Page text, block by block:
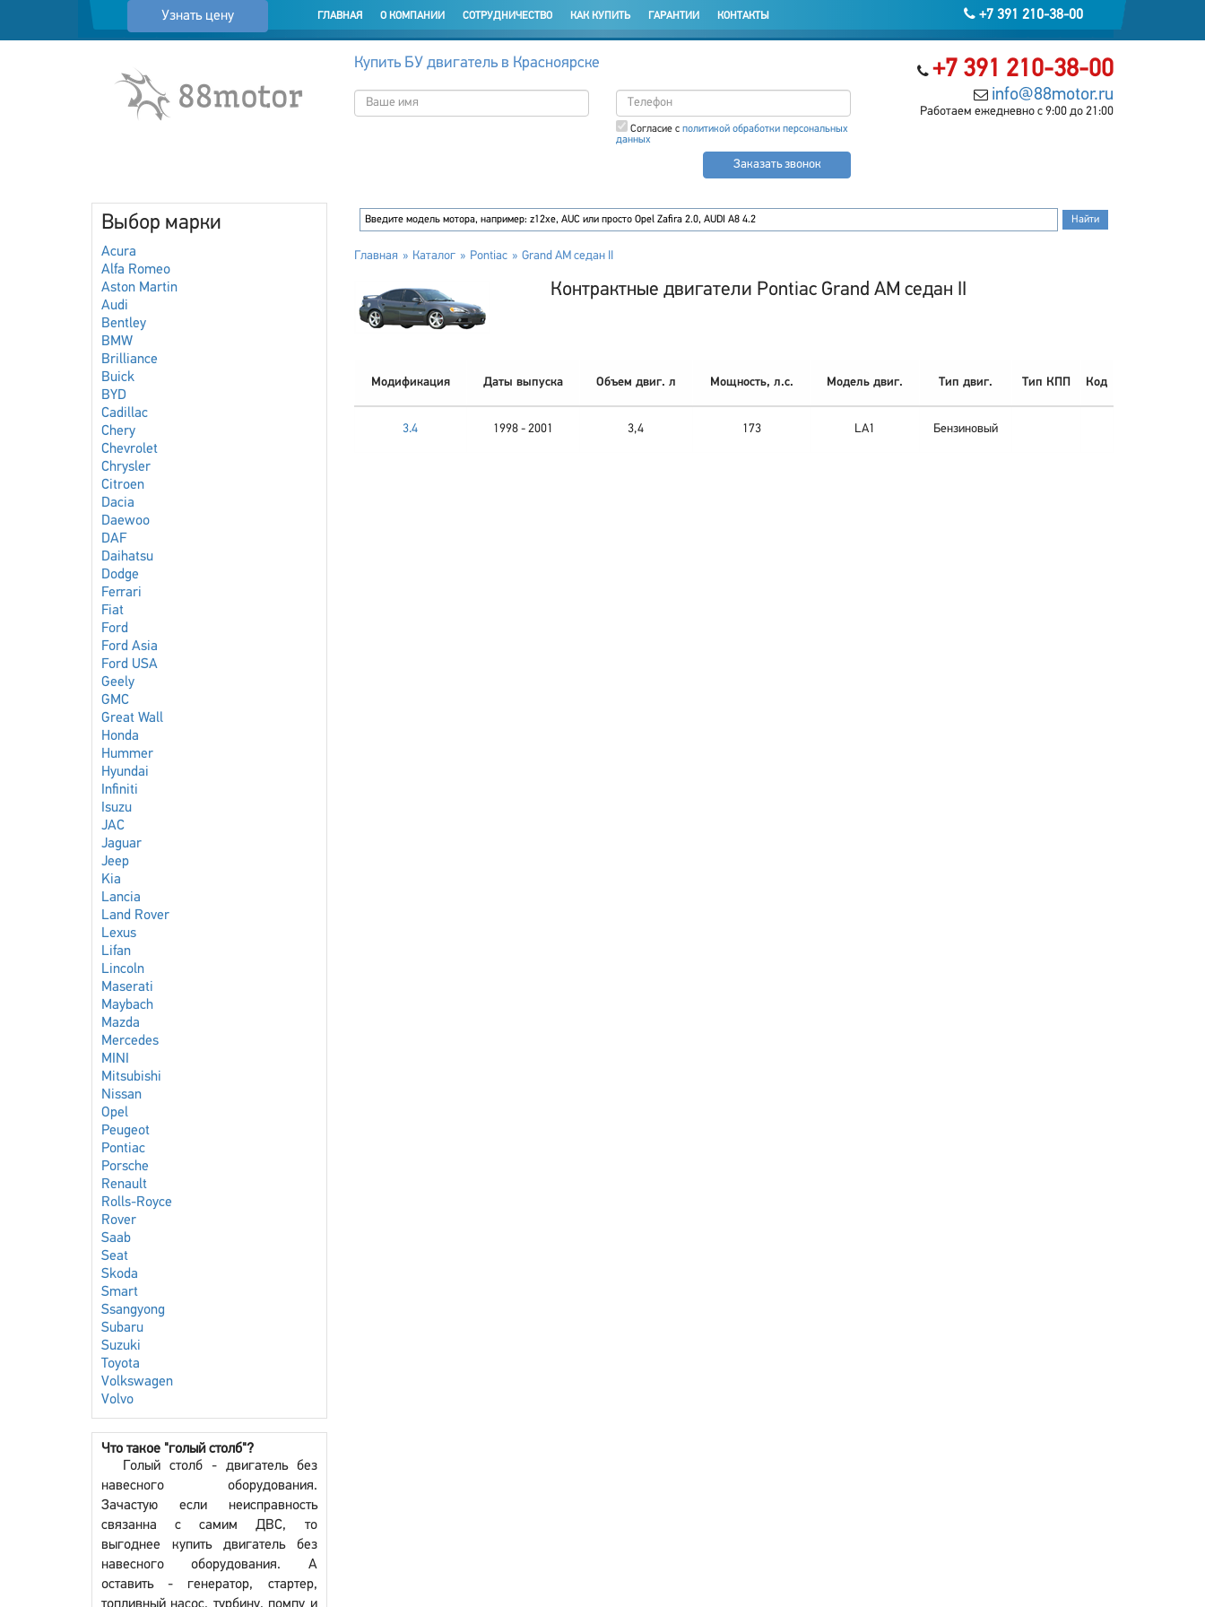
Узнать цену +7 391 210-38-00
ГЛАВНАЯ О КОМПАНИИ СОТРУДНИЧЕСТВО КАК КУПИТЬ ГАРАНТИИ КОНТАКТЫ
+7 391 210-38-00
info@88motor.ru
Работаем ежедневно с 9:00 до 21:00
Купить БУ двигатель в Красноярске
Согласие с политикой обработки персональных
данных
Заказать звонок
Выбор марки
Acura
Alfa Romeo
Aston Martin
Audi
Bentley
BMW
Brilliance
Buick
BYD
Cadillac
Chery
Chevrolet
Chrysler
Citroen
Dacia
Daewoo
DAF
Daihatsu
Dodge
Ferrari
Fiat
Ford
Ford Asia
Ford USA
Geely
GMC
Great Wall
Honda
Hummer
Hyundai
Infiniti
Isuzu
JAC
Jaguar
Jeep
Kia
Lancia
Land Rover
Lexus
Lifan
Lincoln
Maserati
Maybach
Mazda
Mercedes
MINI
Mitsubishi
Nissan
Opel
Peugeot
Pontiac
Porsche
Renault
Rolls-Royce
Rover
Saab
Seat
Skoda
Smart
Ssangyong
Subaru
Suzuki
Toyota
Volkswagen
Volvo
Что такое "голый столб"?
Голый столб - двигатель без
навесного оборудования.
Зачастую если неисправность
связанна с самим ДВС, то
выгоднее купить двигатель без
навесного оборудования. А
оставить - генератор, стартер,
Главная Каталог Pontiac Grand AM седан II
Контрактные двигатели Pontiac Grand AM седан II
Модификация Даты выпуска Объем двиг. л Мощность, л.с. Модель двиг. Тип двиг. Тип КПП Код
3.4 1998 - 2001 3,4 173 LA1 Бензиновый